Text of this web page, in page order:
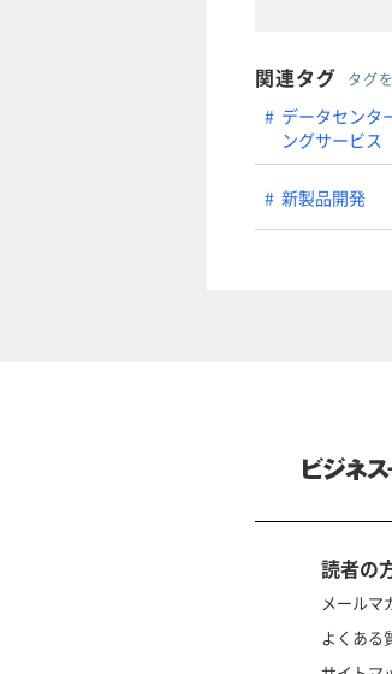
関連タグ タグ
データセンタ
ングサービス
新製品開発
読者の
メールマ
よくある